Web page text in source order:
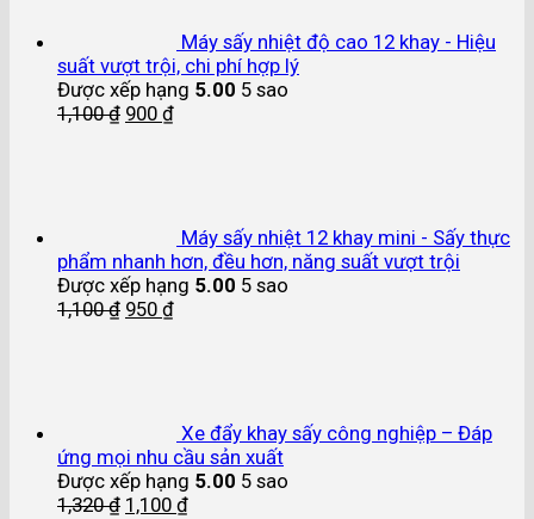
Máy sấy nhiệt độ cao 12 khay - Hiệu
suất vượt trội, chi phí hợp lý
Được xếp hạng 5.00 5 sao
1,100₫ 900 ₫
Máy sấy nhiệt 12 khay mini - Sấy thực
phẩm nhanh hơn, đều hơn, năng suất vượt trội
Được xếp hạng 5.00 5 sao
1,100₫ 950 ₫
Xe đẩy khay sấy công nghiệp – Đáp
ứng mọi nhu cầu sản xuất
Được xếp hạng 5.00 5 sao
1,320₫ 1,100 ₫